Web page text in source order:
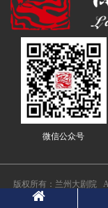
微信公众号
版权所有：兰州大剧院
文化传播有限公司